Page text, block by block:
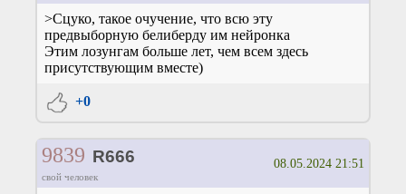
>Сцуко, такое очучение, что всю эту
предвыборную белиберду им нейронка
Этим лозунгам больше лет, чем всем здесь
присутствующим вместе)
+0
9839 R666
свой человек
08.05.2024 21:51